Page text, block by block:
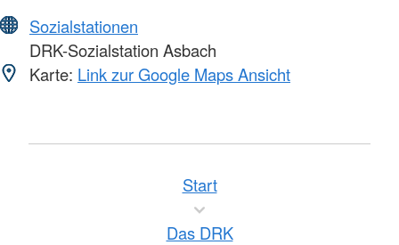
Sozialstationen
DRK-Sozialstation Asbach
Karte: Link zur Google Maps Ansicht
Start
Das DRK